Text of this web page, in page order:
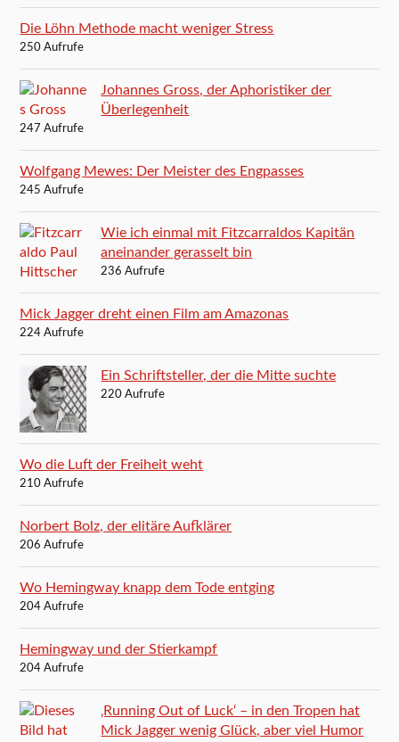
Die Löhn Methode macht weniger Stress
250 Aufrufe
Johannes Gross, der Aphoristiker der
Überlegenheit
247 Aufrufe
Wolfgang Mewes: Der Meister des Engpasses
245 Aufrufe
Wie ich einmal mit Fitzcarraldos Kapitän
aneinander gerasselt bin
236 Aufrufe
Mick Jagger dreht einen Film am Amazonas
224 Aufrufe
Ein Schriftsteller, der die Mitte suchte
220 Aufrufe
Wo die Luft der Freiheit weht
210 Aufrufe
Norbert Bolz, der elitäre Aufklärer
206 Aufrufe
Wo Hemingway knapp dem Tode entging
204 Aufrufe
Hemingway und der Stierkampf
204 Aufrufe
‚Running Out of Luck‘ – in den Tropen hat
Mick Jagger wenig Glück, aber viel Humor